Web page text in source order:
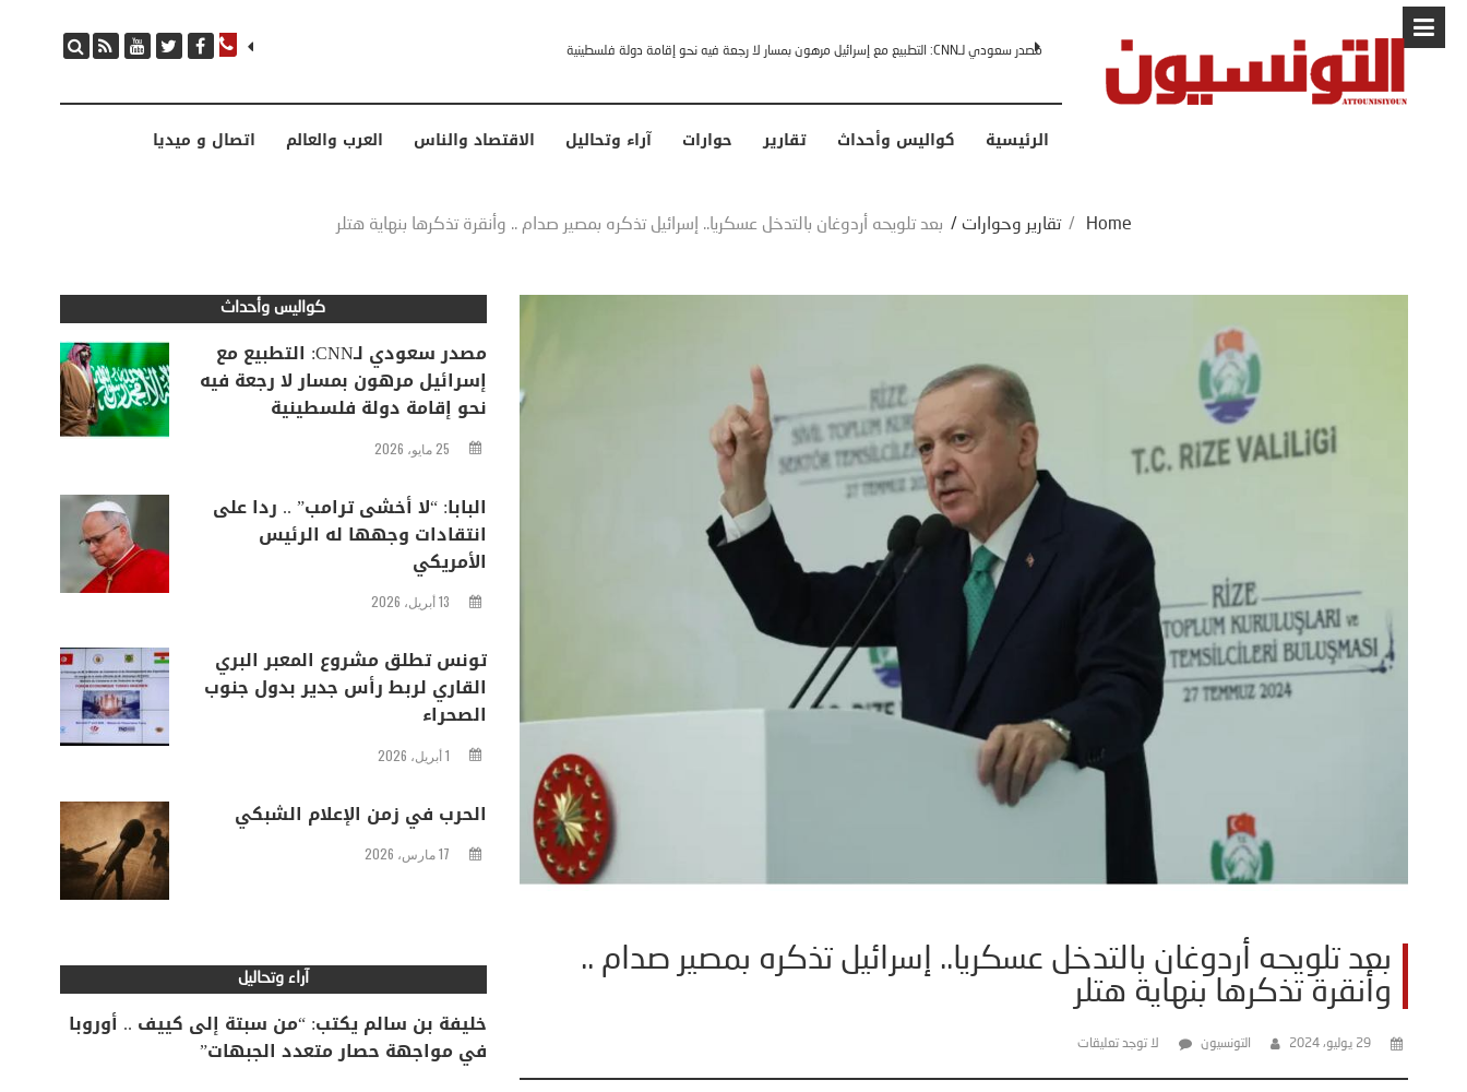
مصدر سعودي لـCNN: التطبيع مع إسرائيل مرهون بمسار لا رجعة فيه نحو إقامة دولة فلسطينية البابا: “لا أخشى ترامب” .. ردا على انتقادات وجهها له الرئيس الأمريكي
الرئيسية كواليس وأحداث تقارير حوارات آراء وتحاليل الاقتصاد والناس العرب والعالم اتصال و ميديا
Home
/ تقارير وحوارات / بعد تلويحه أردوغان بالتدخل عسكريا.. إسرائيل تذكره بمصير صدام .. وأنقرة تذكرها بنهاية هتلر
بعد تلويحه أردوغان بالتدخل عسكريا.. إسرائيل تذكره بمصير صدام ..
وأنقرة تذكرها بنهاية هتلر
29 يوليو، 2024 التونسيون لا توجد تعليقات
كواليس وأحداث
مصدر سعودي لـCNN: التطبيع مع
إسرائيل مرهون بمسار لا رجعة فيه
نحو إقامة دولة فلسطينية
25 مايو، 2026
البابا: “لا أخشى ترامب” .. ردا على
انتقادات وجهها له الرئيس
الأمريكي
13 أبريل، 2026
تونس تطلق مشروع المعبر البري
القاري لربط رأس جدير بدول جنوب
الصحراء
1 أبريل، 2026
الحرب في زمن الإعلام الشبكي
17 مارس، 2026
آراء وتحاليل
خليفة بن سالم يكتب: “من سبتة إلى كييف .. أوروبا
في مواجهة حصار متعدد الجبهات”